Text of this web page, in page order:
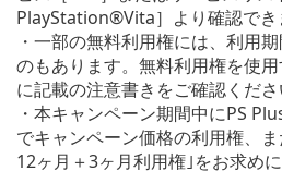
PlayStation®Vita］より確認でき
・一部の無料利用権には、利用
のもあります。無料利用権を使
に記載の注意書きをご確認くださ
・本キャンペーン期間中にPS
でキャンペーン価格の利用権、
12ヶ月＋3ヶ月利用権｣をお求め